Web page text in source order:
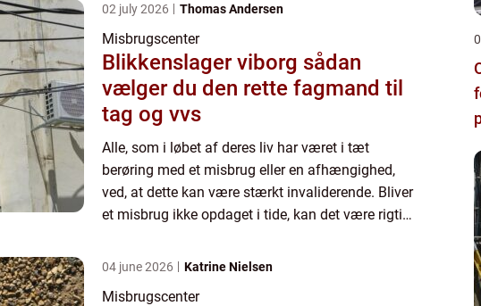
02 july 2026 Thomas Andersen
Misbrugscenter
Blikkenslager viborg sådan
vælger du den rette fagmand til
tag og vvs
Alle, som i løbet af deres liv har været i tæt
berøring med et misbrug eller en afhængighed,
ved, at dette kan være stærkt invaliderende. Bliver
et misbrug ikke opdaget i tide, kan det være rigtig
04 june 2026 Katrine Nielsen
Misbrugscenter